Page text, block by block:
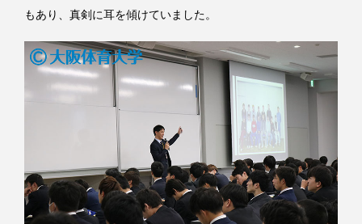
もあり、真剣に耳を傾けていました。